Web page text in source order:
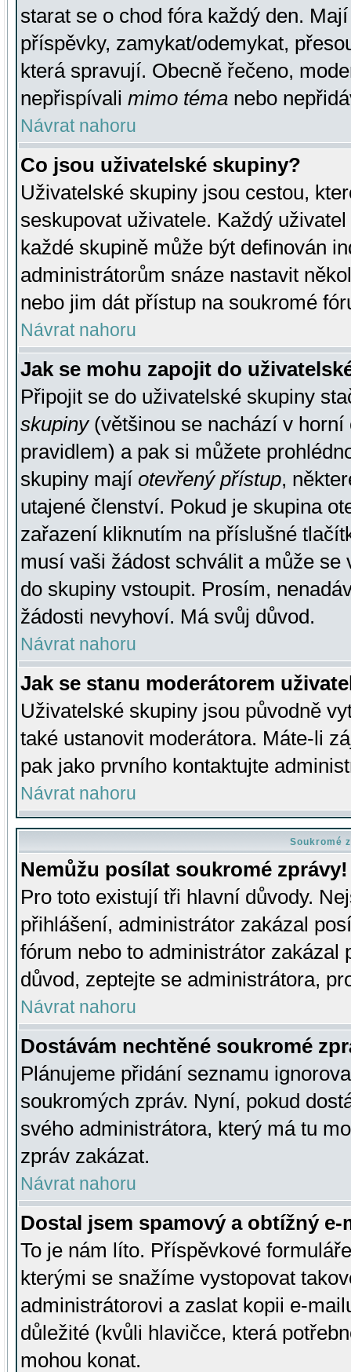
starat se o chod fóra každý den.
příspěvky, zamykat/odemykat,
která spravují. Obecně řečeno,
nepřispívali mimo téma nebo
Návrat nahoru
Co jsou uživatelské skupiny?
Uživatelské skupiny jsou cestou,
seskupovat uživatele. Každý
každé skupině může být definován
administrátorům snáze nastavit
nebo jim dát přístup na soukromé
Návrat nahoru
Jak se mohu zapojit do
Připojit se do uživatelské skupiny
skupiny(většinou se nachází v horní
pravidlem) a pak si můžete
skupiny mají otevřený přístup,
utajené členství. Pokud je skupina
zařazení kliknutím na příslušné
musí vaši žádost schválit a může se
do skupiny vstoupit. Prosím,
žádosti nevyhoví. Má svůj důvod.
Návrat nahoru
Jak se stanu moderátorem
Uživatelské skupiny jsou původně
také ustanovit moderátora. Máte-li
pak jako prvního kontaktujte
Návrat nahoru
Soukromé
Nemůžu posílat soukromé zprávy!
Pro toto existují tři hlavní důvody.
přihlášení, administrátor zakázal
fórum nebo to administrátor zakázal
důvod, zeptejte se administrátora,
Návrat nahoru
Dostávám nechtěné soukromé
Plánujeme přidání seznamu
soukromých zpráv. Nyní, pokud
svého administrátora, který má tu
zpráv zakázat.
Návrat nahoru
Dostal jsem spamový a obtížný
To je nám líto. Příspěvkové
kterými se snažíme vystopovat
administrátorovi a zaslat kopii e-
důležité (kvůli hlavičce, která
mohou konat.